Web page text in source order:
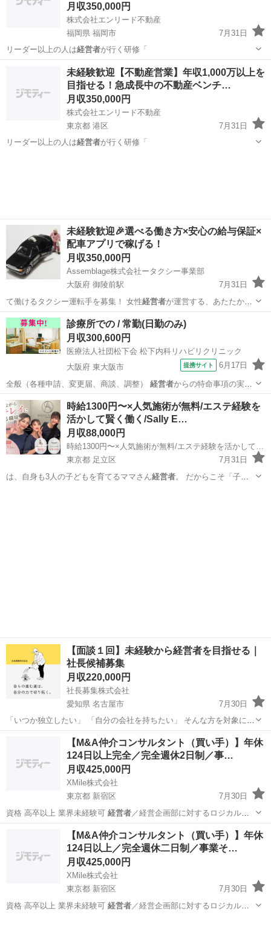
月収350,000円
株式会社エンリード不動産
福岡県 福岡市
7月31日
リーダー以上の人は経営者が行く研修「
販売 未経験
未経験歓迎【不動産営業】年収1,000万以上を
目指せる！急成長中の不動産ベンチ…
月収350,000円
株式会社エンリード不動産
東京都 港区
7月31日
リーダー以上の人は経営者が行く研修「
未経験歓迎🎉選べる働き方×安心の給与保証×
配車アプリで稼げる！
月収350,000円
Assemblage株式会社ータクシー事業部
大阪府 御陵前駅
7月31日
て働けるタクシー運転手を募集！ 女性経営者が運営する、あたたかい
社風が魅力のタク…
大阪 堺市 御陵前駅 ドライバー
診療所での / 常勤(日勤のみ)
月収300,600円
医療法人社団松下会 松下内科リハビリクリニック
大阪府 東大阪市
提携サイト 6月17日
全般（各種申請、変更届、商談、調整） 経営者からの特命事項の実行
各部署との連携、…
大阪 東大阪市 介護士
時給1300円〜×人気施術が無料/エステ経験を
活かして賢く働く/Sally E…
月収88,000円
東京都 足立区
7月31日
は、自身も3人の子どもを育てるママさん経営者。 だからこそ「子育
【面談１回】未経験から経営者を目指せる｜
社長候補募集
月収220,000円
社長募集株式会社
愛知県 名古屋市
7月30日
「いつか独立したい」 「自分の会社を持ちたい」 そんな方を対象に、
社長候補メンバーを募集しています！ 経験・学歴は一切不問。 まずは
社員として働きながら、人材サービス業の基礎から学んでいただきま
す◎ ━...
名古屋市 その他
【M&A仲介コンサルタント（買い手）】年休
124日以上完全／完全週休2日制／事…
月収425,000円
XMile株式会社
東京都 新宿区
7月30日
資格 高卒以上 業界未経験可 経営者／経営企画部に対するロジカルな
営業能力…
コンサルタント
【M&A仲介コンサルタント（買い手）】年休
124日以上／完全週休二日制／事業そ…
月収425,000円
XMile株式会社
東京都 新宿区
7月30日
資格 高卒以上 業界未経験可 経営者／経営企画部に対するロジカルな